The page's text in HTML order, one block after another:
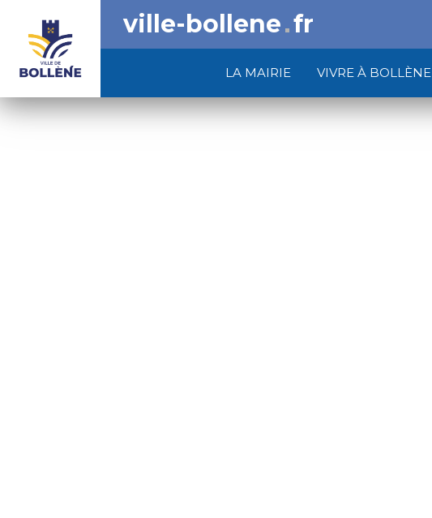
LA MAIRIE VIVRE À BOLLÈNE
ville-bollene fr